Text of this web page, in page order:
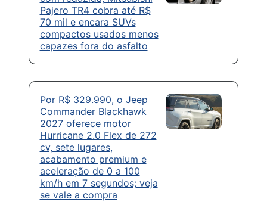
Pajero TR4 cobra até R$
70 mil e encara SUVs
compactos usados menos
capazes fora do asfalto
Por R$ 329.990, o Jeep
Commander Blackhawk
2027 oferece motor
Hurricane 2.0 Flex de 272
cv, sete lugares,
acabamento premium e
aceleração de 0 a 100
km/h em 7 segundos; veja
se vale a compra